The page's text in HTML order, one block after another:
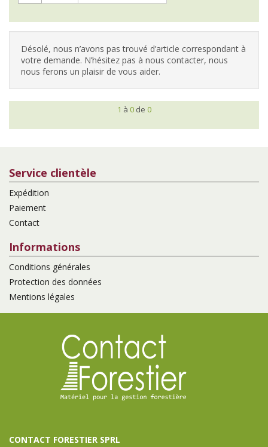
Gants
Désolé, nous n’avons pas trouvé d’article correspondant à
votre demande. N’hésitez pas à nous contacter, nous
nous ferons un plaisir de vous aider.
1 à 0 de 0
Service clientèle
Expédition
Paiement
Contact
Informations
Conditions générales
Protection des données
Mentions légales
CONTACT FORESTIER SPRL